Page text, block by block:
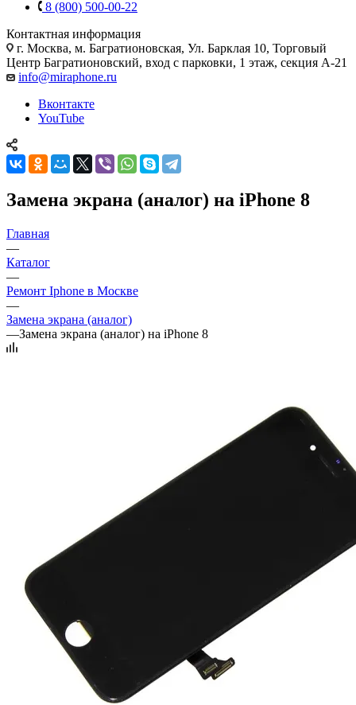
8 (800) 500-00-22
Контактная информация
г. Москва, м. Багратионовская, Ул. Барклая 10, Торговый
Центр Багратионовский, вход с парковки, 1 этаж, секция А-21
info@miraphone.ru
Вконтакте
YouTube
Замена экрана (аналог) на iPhone 8
Главная
—
Каталог
—
Ремонт Iphone в Москве
—
Замена экрана (аналог)
—Замена экрана (аналог) на iPhone 8